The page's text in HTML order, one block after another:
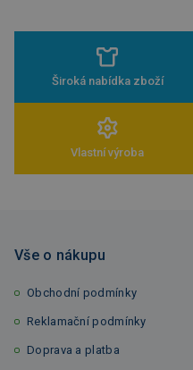
Široká nabídka zboží
Vlastní výroba
Vše o nákupu
Obchodní podmínky
Reklamační podmínky
Doprava a platba